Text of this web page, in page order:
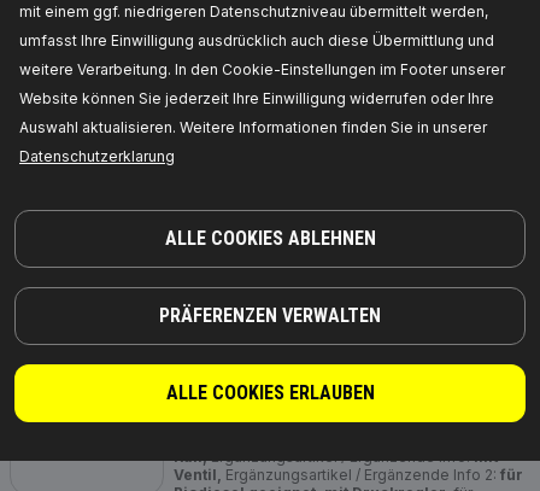
mit einem ggf. niedrigeren Datenschutzniveau übermittelt werden,
umfasst Ihre Einwilligung ausdrücklich auch diese Übermittlung und
weitere Verarbeitung. In den Cookie-Einstellungen im Footer unserer
Website können Sie jederzeit Ihre Einwilligung widerrufen oder Ihre
Auswahl aktualisieren. Weitere Informationen finden Sie in unserer
Datenschutzerklarung
ALLE COOKIES ABLEHNEN
PRÄFERENZEN VERWALTEN
ALLE COOKIES ERLAUBEN
PREIS FÜR HÄNDLER ERHALTEN
609F0002
Verfügbarkeit im Lager:
3937H0024
RIDEX Leckkraftstoff-Schlauch
Einbauposition:Einspritzdüse,Material:
Rail,Ergänzungsartikel / Ergänzende Info:mit
Ventil, Ergänzungsartikel / Ergänzende Info 2: für